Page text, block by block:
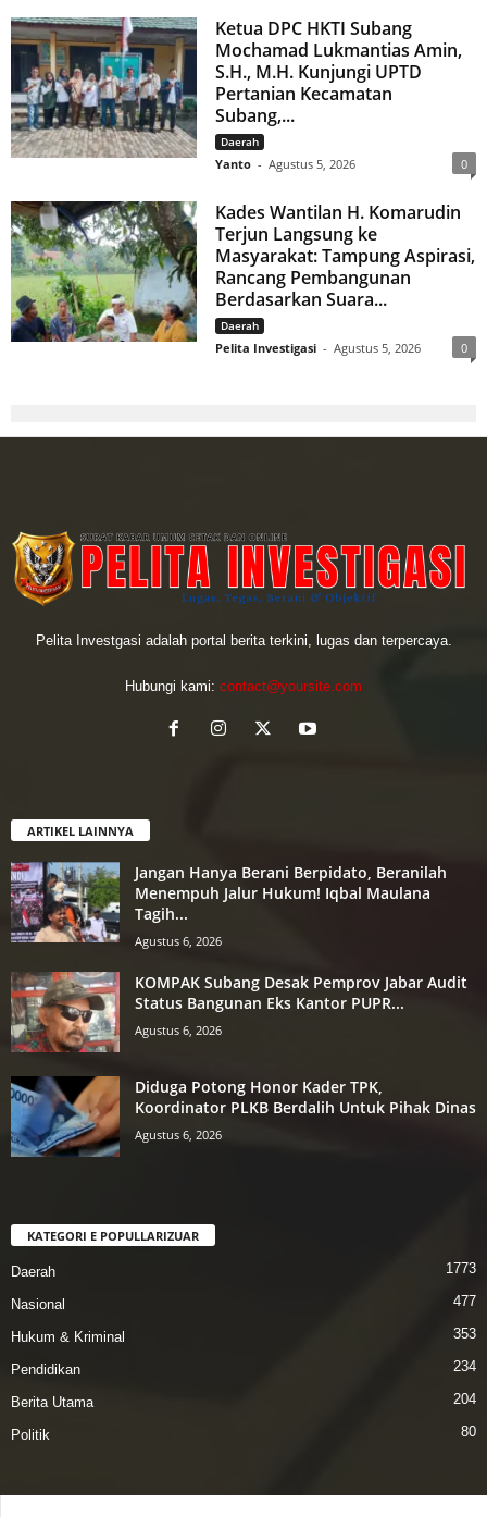
Ketua DPC HKTI Subang
Mochamad Lukmantias Amin,
S.H., M.H. Kunjungi UPTD
Pertanian Kecamatan
Subang,...
Daerah
Yanto - Agustus 5, 2026 0
Kades Wantilan H. Komarudin
Terjun Langsung ke
Masyarakat: Tampung Aspirasi,
Rancang Pembangunan
Berdasarkan Suara...
Daerah
Pelita Investigasi - Agustus 5, 2026 0
Pelita Investgasi adalah portal berita terkini, lugas dan terpercaya.
Hubungi kami: contact@yoursite.com
ARTIKEL LAINNYA
Jangan Hanya Berani Berpidato, Beranilah
Menempuh Jalur Hukum! Iqbal Maulana
Tagih...
Agustus 6, 2026
KOMPAK Subang Desak Pemprov Jabar Audit
Status Bangunan Eks Kantor PUPR...
Agustus 6, 2026
Diduga Potong Honor Kader TPK,
Koordinator PLKB Berdalih Untuk Pihak Dinas
Agustus 6, 2026
KATEGORI E POPULLARIZUAR
Daerah 1773
Nasional 477
Hukum & Kriminal 353
Pendidikan 234
Berita Utama 204
Politik 80